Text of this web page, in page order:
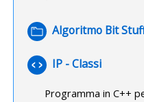
Algoritmo Bit
IP - Classi
File
Programma in C++